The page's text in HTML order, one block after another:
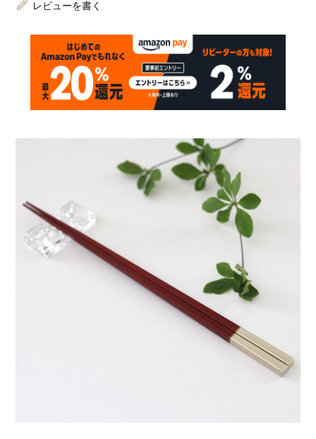
レビューを書く